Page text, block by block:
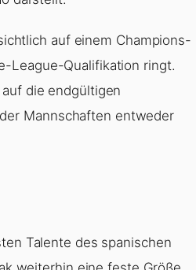
auf einem Champions-
League-Qualifikation ringt.
die endgültigen
Mannschaften entweder
Talente des spanischen